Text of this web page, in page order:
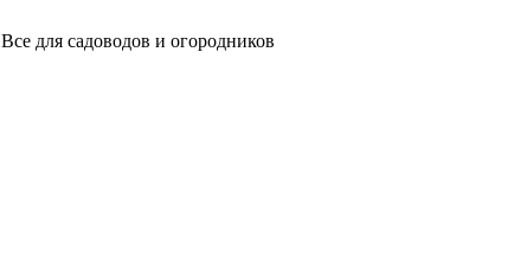
Все для садоводов и огородников